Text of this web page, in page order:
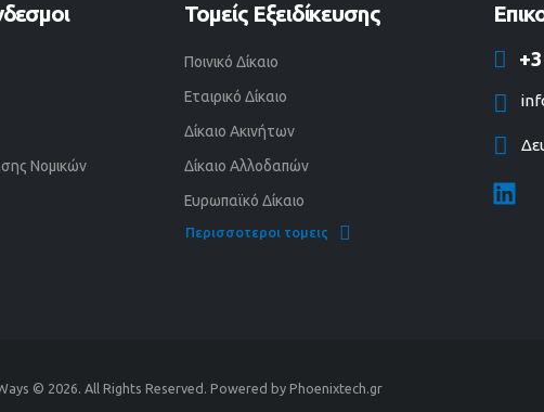
Νομικών
Τομείς Εξειδίκευσης
Ποινικό Δίκαιο
Εταιρικό Δίκαιο
Δίκαιο Ακινήτων
Δίκαιο Αλλοδαπών
Ευρωπαϊκό Δίκαιο
Περισσοτεροι τομεις
© 2026. All Rights Reserved. Powered by Phoenixtech.gr